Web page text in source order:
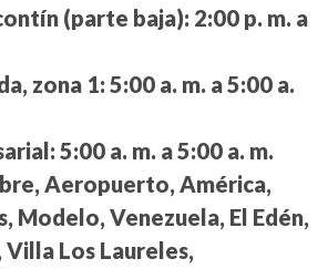
(parte baja): 2:00 p. m. a
zona 1: 5:00 a. m. a 5:00 a.
5:00 a. m. a 5:00 a. m.
Aeropuerto, América,
Modelo, Venezuela, El Edén,
Los Laureles,